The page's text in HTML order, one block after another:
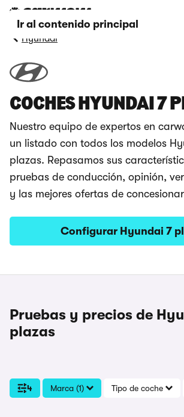
Ir al contenido principal
Hyundai
COCHES HYUNDAI 7
Nuestro equipo de expertos en
un listado con todos los modelos
plazas. Repasamos sus
pruebas de conducción, opinión,
y las mejores ofertas de
Configurar Hyundai 7
Pruebas y precios de
plazas
4 Marca (1) Tipo de coche